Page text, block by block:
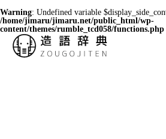
Warning: Undefined variable
/home/jimaru/jimaru.net/public_html/wp-
content/themes/rumble_tcd058/functions.php